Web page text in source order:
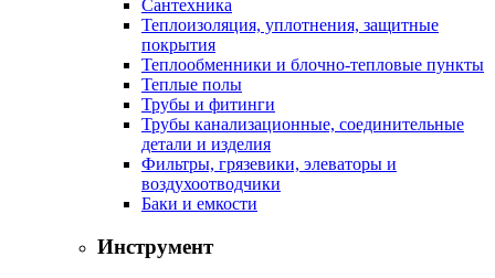
Сантехника
Теплоизоляция, уплотнения, защитные
покрытия
Теплообменники и блочно-тепловые пункты
Теплые полы
Трубы и фитинги
Трубы канализационные, соединительные
детали и изделия
Фильтры, грязевики, элеваторы и
воздухоотводчики
Баки и емкости
Инструмент